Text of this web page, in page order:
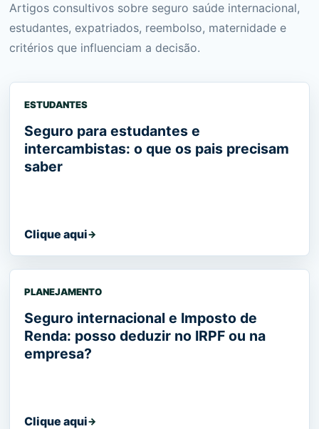
Artigos consultivos sobre seguro saúde internacional,
estudantes, expatriados, reembolso, maternidade e
critérios que influenciam a decisão.
ESTUDANTES
Seguro para estudantes e
intercambistas: o que os pais precisam
saber
Clique aqui→
PLANEJAMENTO
Seguro internacional e Imposto de
Renda: posso deduzir no IRPF ou na
empresa?
Clique aqui→